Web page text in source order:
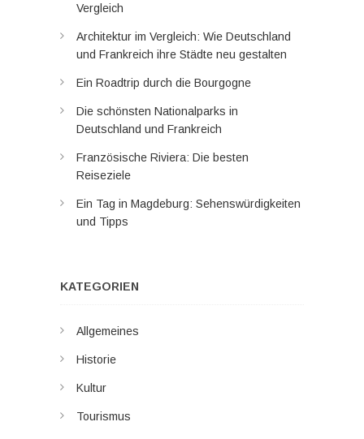
Vergleich
Architektur im Vergleich: Wie Deutschland
und Frankreich ihre Städte neu gestalten
Ein Roadtrip durch die Bourgogne
Die schönsten Nationalparks in
Deutschland und Frankreich
Französische Riviera: Die besten
Reiseziele
Ein Tag in Magdeburg: Sehenswürdigkeiten
und Tipps
KATEGORIEN
Allgemeines
Historie
Kultur
Tourismus